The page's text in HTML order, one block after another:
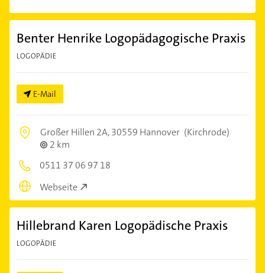
Benter Henrike Logopädagogische Praxis
LOGOPÄDIE
E-Mail
Großer Hillen 2A,30559 Hannover (Kirchrode)
2 km
0511 37 06 97 18
Webseite
Hillebrand Karen Logopädische Praxis
LOGOPÄDIE